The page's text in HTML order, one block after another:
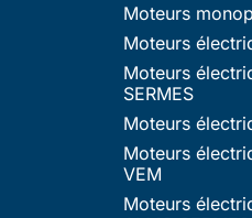
Moteurs
Moteurs
Moteurs
SERMES
Moteurs
Moteurs
VEM
Moteurs